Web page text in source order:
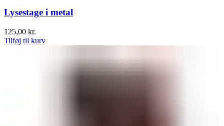
Lysestage i metal
125,00 kr.
Tilføj til kurv